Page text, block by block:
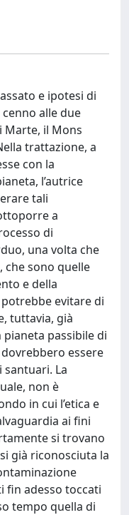
e ipotesi di
alle due
Marte, il Mons
trattazione, a
con la
l’autrice
tali
a
di
una volta che
che sono quelle
e della
evitare di
tuttavia, già
passibile di
essere
santuari. La
non è
in cui l’etica e
ai fini
si trovano
già riconosciuta la
fin adesso toccati
tempo quella di